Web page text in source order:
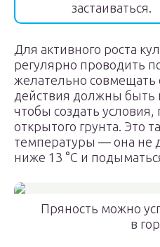
застаиваться.
Для активного роста
регулярно проводить
желательно совмещать
действия должны быть
чтобы создать
открытого грунта. Это
температуры — она не
ниже 13 °С и
Пряность можно
в